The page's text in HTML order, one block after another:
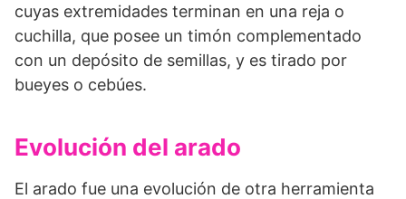
cuyas extremidades terminan en una reja o
cuchilla, que posee un timón complementado
con un depósito de semillas, y es tirado por
bueyes o cebúes.
Evolución del arado
El arado fue una evolución de otra herramienta